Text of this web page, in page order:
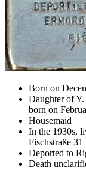
Born on
Daughter of Y.
born on
Housemaid
In the 1930s,
Fischstraße 31
Deported to
Death